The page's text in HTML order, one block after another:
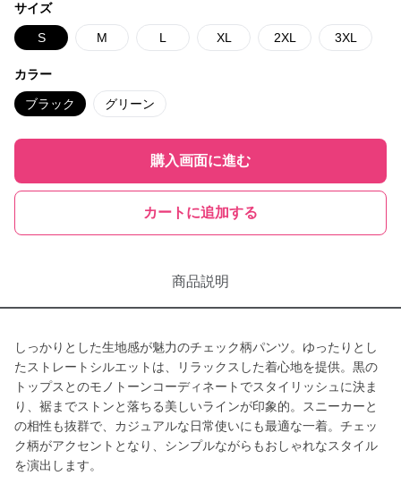
サイズ
S M L XL 2XL 3XL
カラー
ブラック グリーン
購入画面に進む
カートに追加する
商品説明
しっかりとした生地感が魅力のチェック柄パンツ。ゆったりとし
たストレートシルエットは、リラックスした着心地を提供。黒の
トップスとのモノトーンコーディネートでスタイリッシュに決ま
り、裾までストンと落ちる美しいラインが印象的。スニーカーと
の相性も抜群で、カジュアルな日常使いにも最適な一着。チェッ
ク柄がアクセントとなり、シンプルながらもおしゃれなスタイル
を演出します。